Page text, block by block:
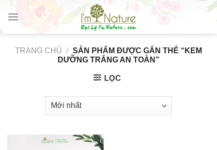
Skip
content
TRANG CHỦ / SẢN PHẨM ĐƯỢC GẮN THẺ “KEM
DƯỠNG TRẮNG AN TOÀN”
LỌC